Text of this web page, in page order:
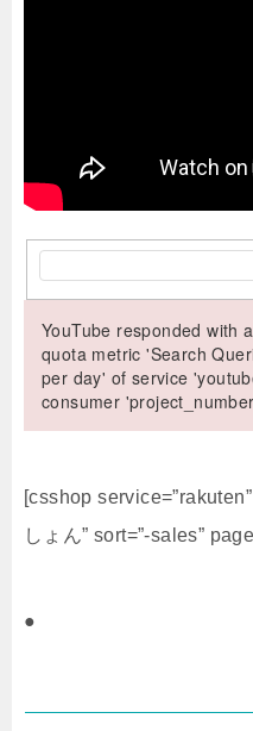
YouTube responded with
quota metric 'Search
per day' of service
consumer
[csshop
しょん” sort=”-sales”
●